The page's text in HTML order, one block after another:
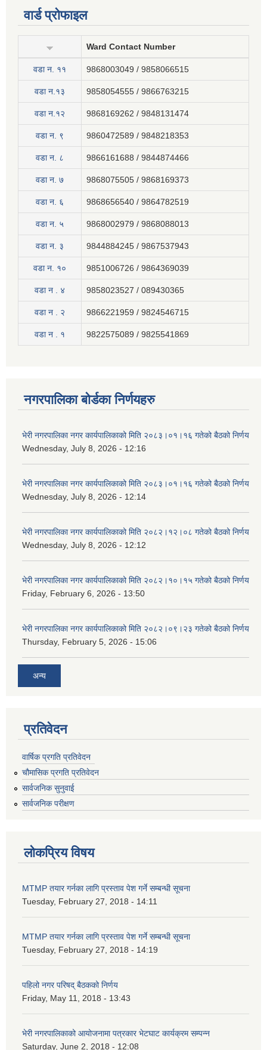
वार्ड प्रोफाइल
Ward Contact Number
वडा न‍. ११ 9868003049 / 9858066515
वडा न.१३ 9858054555 / 9866763215
वडा न.१२ 9868169262 / 9848131474
वडा न. ९ 9860472589 / 9848218353
वडा न. ८ 9866161688 / 9844874466
वडा न. ७ 9868075505 / 9868169373
वडा न. ६ 9868656540 / 9864782519
वडा न. ५ 9868002979 / 9868088013
वडा न. ३ 9844884245 / 9867537943
वडा न. १० 9851006726 / 9864369039
वडा न . ४ 9858023527 / 089430365
वडा न . २ 9866221959 / 9824546715
वडा न . १ 9822575089 / 9825541869
नगरपालिका बोर्डका निर्णयहरु
भेरी नगरपालिका नगर कार्यपालिकाको मिति २०८३।०१।१६ गतेको बैठको निर्णय
Wednesday, July 8, 2026 - 12:16
भेरी नगरपालिका नगर कार्यपालिकाको मिति २०८३।०१।१६ गतेको बैठको निर्णय
Wednesday, July 8, 2026 - 12:14
भेरी नगरपालिका नगर कार्यपालिकाको मिति २०८२।१२।०८ गतेको बैठको निर्णय
Wednesday, July 8, 2026 - 12:12
भेरी नगरपालिका नगर कार्यपालिकाको मिति २०८२।१०।१५ गतेको बैठको निर्णय
Friday, February 6, 2026 - 13:50
भेरी नगरपालिका नगर कार्यपालिकाको मिति २०८२।०९।२३ गतेको बैठको निर्णय
Thursday, February 5, 2026 - 15:06
अन्य
प्रतिवेदन
वार्षिक प्रगति प्रतिवेदन
चौमासिक प्रगति प्रतिवेदन
सार्वजनिक सुनुवाई
सार्वजनिक परीक्षण
लोकप्रिय विषय
MTMP तयार गर्नका लागि प्रस्ताव पेश गर्ने सम्बन्धी सूचना
Tuesday, February 27, 2018 - 14:11
MTMP तयार गर्नका लागि प्रस्ताव पेश गर्ने सम्बन्धी सूचना
Tuesday, February 27, 2018 - 14:19
पहिलो नगर परिषद् बैठकको निर्णय
Friday, May 11, 2018 - 13:43
भेरी नगरपालिकाको आयोजनामा पत्रकार भेटघाट कार्यक्रम सम्पन्न
Saturday, June 2, 2018 - 12:08